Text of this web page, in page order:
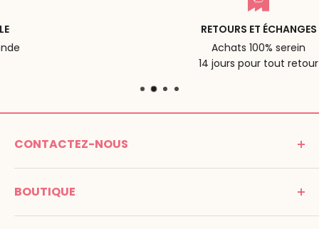
RETOURS ET ÉCHANGES
Achats 100% serein
14 jours pour tout retour
CONTACTEZ-NOUS
MONTESSORI SPIRIT
Promenade Jean Dalba
BOUTIQUE
C G V